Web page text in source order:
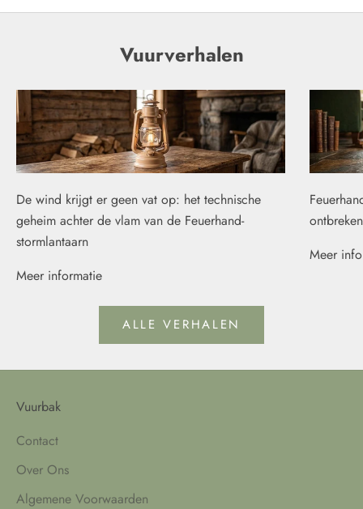
Vuurverhalen
De wind krijgt er geen vat op: het technische
geheim achter de vlam van de Feuerhand-
stormlantaarn
Meer informatie
Meer
ALLE VERHALEN
Vuurbak
Contact
Over Ons
Algemene Voorwaarden